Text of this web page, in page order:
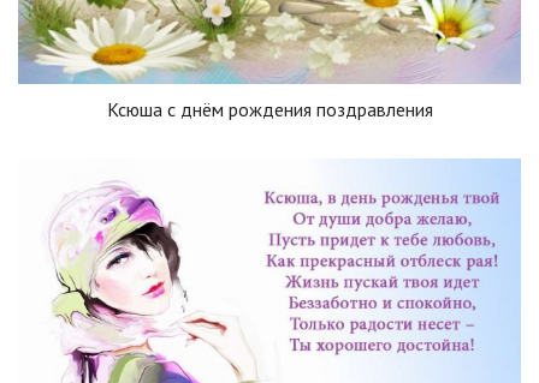
Ксюша с днём рождения поздравления